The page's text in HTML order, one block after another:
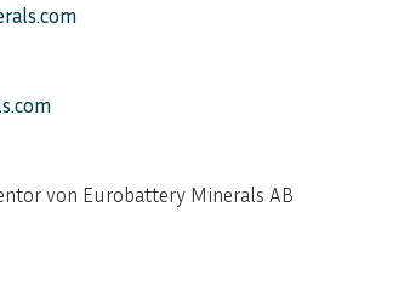
von Eurobattery Minerals AB